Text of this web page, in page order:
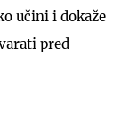
učini i dokaže
pred